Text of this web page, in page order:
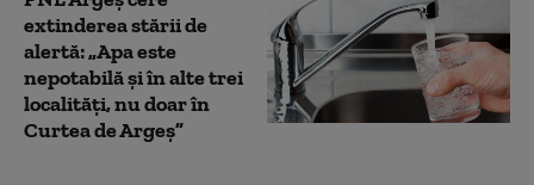
extinderea stării de
alertă: „Apa este
nepotabilă și în alte trei
localități, nu doar în
Curtea de Argeş”